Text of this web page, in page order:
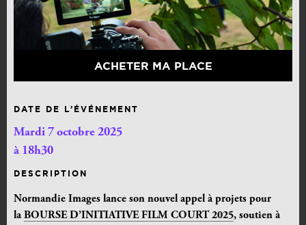
ACHETER MA PLACE
DATE DE L’ÉVÉNEMENT
Mardi 7 octobre 2025
à 18h30
DESCRIPTION
Normandie Images lance son nouvel appel à projets pour
laBOURSE D’INITIATIVE FILM COURT 2025, soutien à